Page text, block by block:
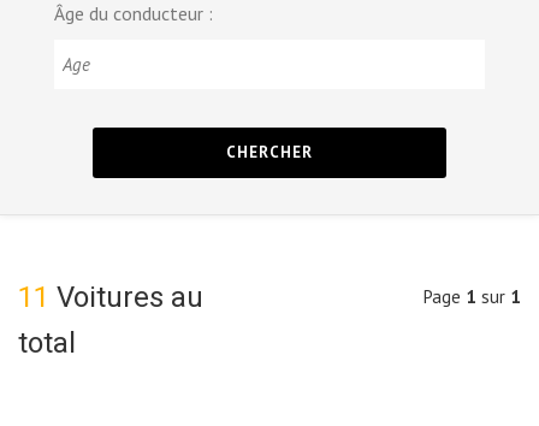
Âge du conducteur :
CHERCHER
11 Voitures au
total
Page 1 sur 1